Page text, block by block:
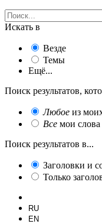
Искать в
Везде
Темы
Ещё...
Поиск результатов,
Любое из
Все мои слова
Поиск результатов в...
Заголовки и
Только
RU
EN